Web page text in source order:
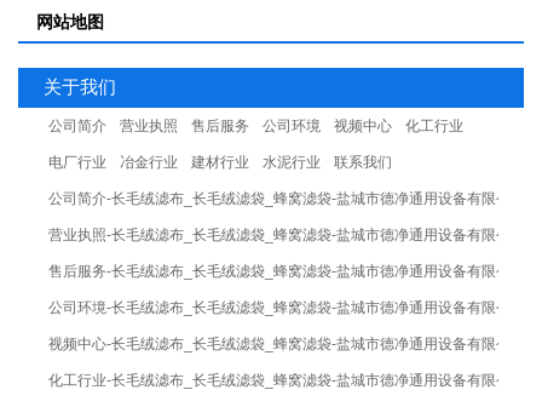
网站地图
关于我们
公司简介 营业执照 售后服务 公司环境 视频中心 化工行业
电厂行业 冶金行业 建材行业 水泥行业 联系我们
公司简介-长毛绒滤布_长毛绒滤袋_蜂窝滤袋-盐城市德净通用设备有限公司
营业执照-长毛绒滤布_长毛绒滤袋_蜂窝滤袋-盐城市德净通用设备有限公司
售后服务-长毛绒滤布_长毛绒滤袋_蜂窝滤袋-盐城市德净通用设备有限公司
公司环境-长毛绒滤布_长毛绒滤袋_蜂窝滤袋-盐城市德净通用设备有限公司
视频中心-长毛绒滤布_长毛绒滤袋_蜂窝滤袋-盐城市德净通用设备有限公司
化工行业-长毛绒滤布_长毛绒滤袋_蜂窝滤袋-盐城市德净通用设备有限公司